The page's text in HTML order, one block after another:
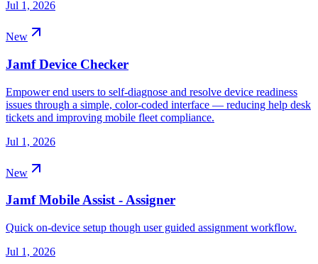
Jul 1, 2026
New
Jamf Device Checker
Empower end users to self-diagnose and resolve device readiness
issues through a simple, color-coded interface — reducing help desk
tickets and improving mobile fleet compliance.
Jul 1, 2026
New
Jamf Mobile Assist - Assigner
Quick on-device setup though user guided assignment workflow.
Jul 1, 2026